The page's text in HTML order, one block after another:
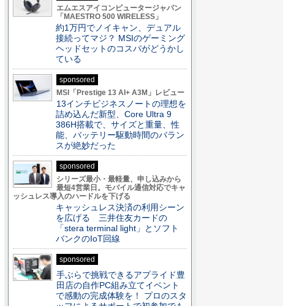
エムエスアイコンピュータージャパン
「MAESTRO 500 WIRELESS」
約1万円でノイキャン、デュアル
接続ってマジ？ MSIのゲーミング
ヘッドセットのコスパがどうかし
ている
sponsored
MSI「Prestige 13 AI+ A3M」レビュー
13インチビジネスノートの理想を
詰め込んだ新型、Core Ultra 9
386H搭載で、サイズと重量、性
能、バッテリー駆動時間のバラン
スが絶妙だった
sponsored
シリーズ最小・最軽量、申し込みから
最短4営業日。モバイル通信対応でキャ
ッシュレス導入のハードルを下げる
キャッシュレス決済の利用シーン
を広げる 三井住友カードの
「stera terminal light」とソフト
バンクのIoT回線
sponsored
手ぶらで挑戦できるアプライド豊
田店の自作PC組み立てイベント
で感動の完成体験を！ プロのスタ